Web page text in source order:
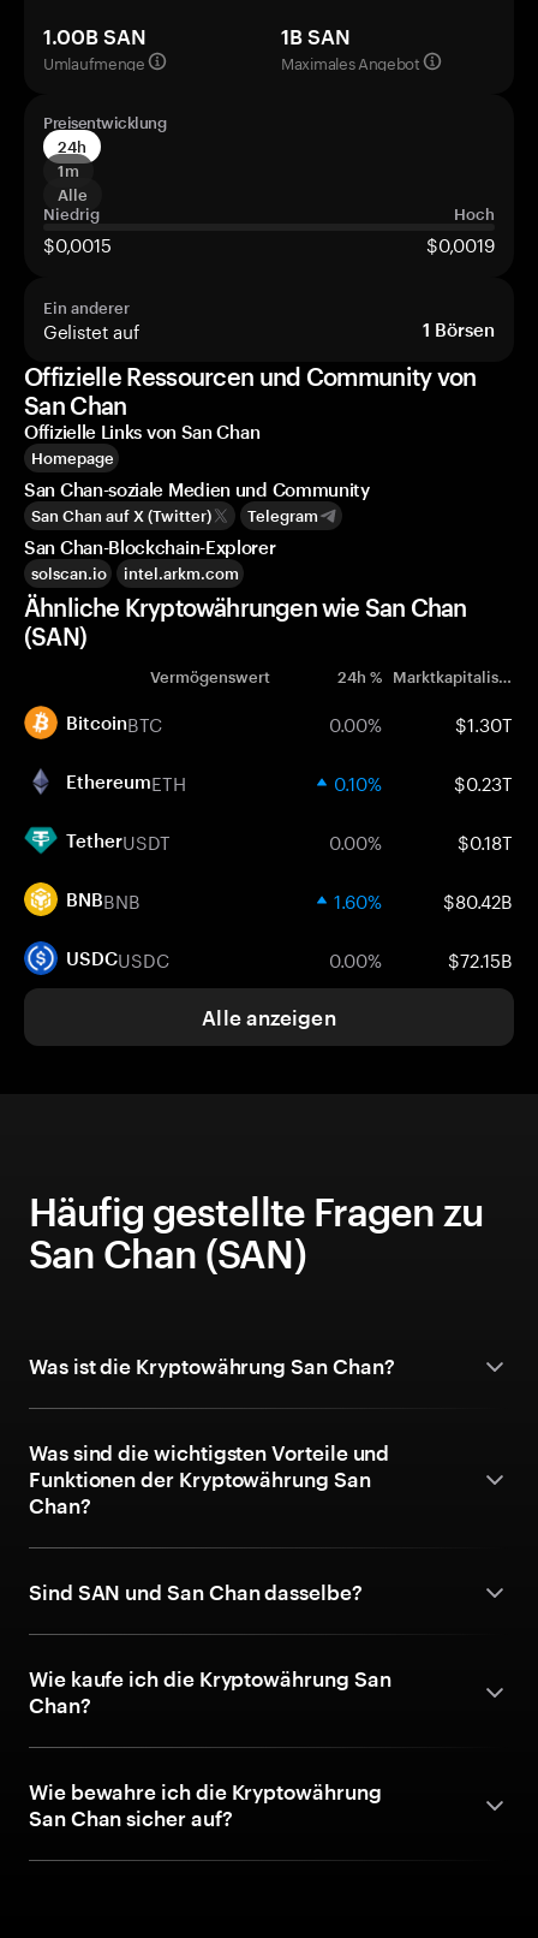
1.00B SAN
Umlaufmenge
1B SAN
Maximales Angebot
Preisentwicklung
24h
1m
Alle
Niedrig
Hoch
$0,0015 $0,0019
Ein anderer
Gelistet auf 1 Börsen
Offizielle Ressourcen und Community von
San Chan
Offizielle Links von San Chan
Homepage
San Chan-soziale Medien und Community
San Chan auf X (Twitter) Telegram
San Chan-Blockchain-Explorer
solscan.io intel.arkm.com
Ähnliche Kryptowährungen wie San Chan
(SAN)
Vermögenswert 24h % Marktkapitalisierung
BitcoinBTC 0.00% $1.30T
EthereumETH 0.10% $0.23T
TetherUSDT 0.00% $0.18T
BNBBNB 1.60% $80.42B
USDCUSDC 0.00% $72.15B
Alle anzeigen
Häufig gestellte Fragen zu
San Chan (SAN)
Was ist die Kryptowährung San Chan?
Was sind die wichtigsten Vorteile und
Funktionen der Kryptowährung San
Chan?
Sind SAN und San Chan dasselbe?
Wie kaufe ich die Kryptowährung San
Chan?
Wie bewahre ich die Kryptowährung
San Chan sicher auf?